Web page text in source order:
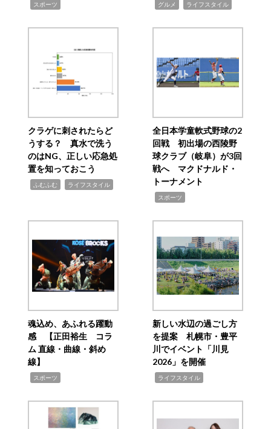
スポーツ グルメ ライフスタイル
クラゲに刺されたらど
うする？ 真水で洗う
のはNG、正しい応急処
置を知っておこう
ふむふむ ライフスタイル
全日本学童軟式野球の2
回戦 初出場の西陵野
球クラブ（岐阜）が3回
戦へ マクドナルド・
トーナメント
スポーツ
魂込め、あふれる躍動
感 【正田裕生 コラ
ム 直線・曲線・斜め
線】
スポーツ
新しい水辺の過ごし方
を提案 札幌市・豊平
川でイベント「川見
2026」を開催
ライフスタイル